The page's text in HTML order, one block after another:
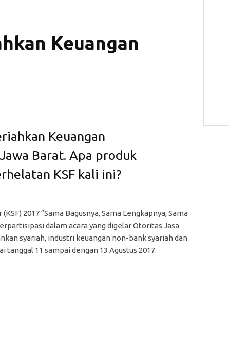
Keuangan
Keuangan
Barat. Apa produk
KSF kali ini?
2017 “Sama Bagusnya, Sama Lengkapnya, Sama
dalam acara yang digelar Otoritas Jasa
syariah, industri keuangan non-bank syariah dan
tanggal 11 sampai dengan 13 Agustus 2017.